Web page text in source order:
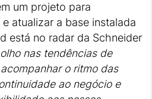
um projeto para
atualizar a base instalada
está no radar da Schneider
nas tendências de
o ritmo das
ao negócio e